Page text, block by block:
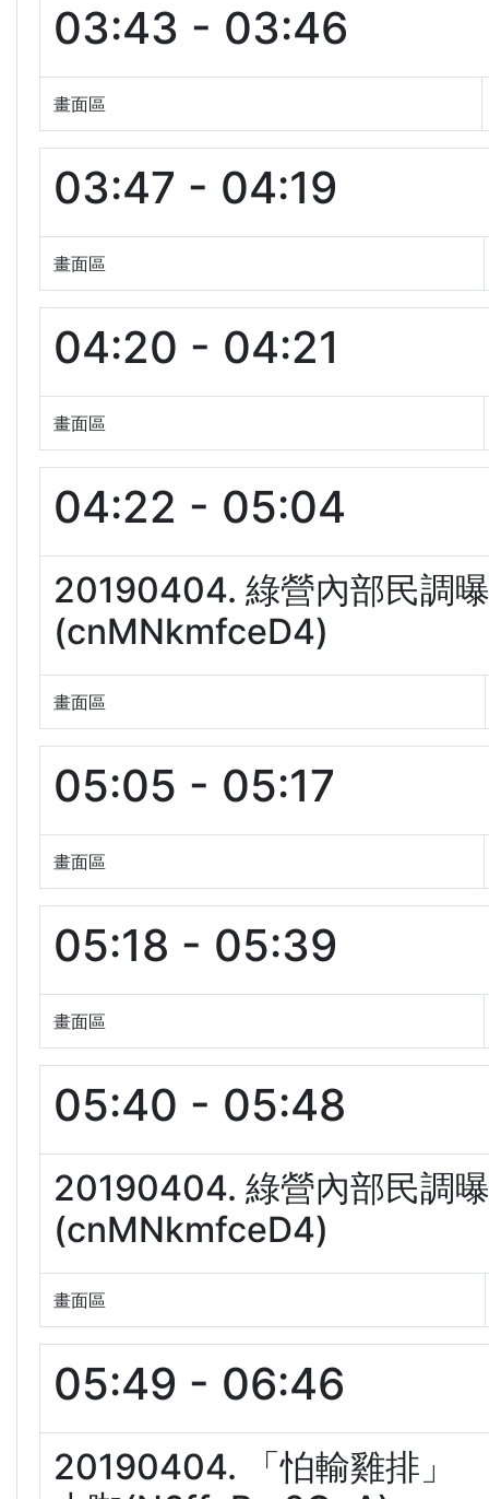
03:43 - 03:46
畫面區
03:47 - 04:19
畫面區
04:20 - 04:21
畫面區
04:22 - 05:04
20190404. 綠營內部民調
(cnMNkmfceD4)
畫面區
05:05 - 05:17
畫面區
05:18 - 05:39
畫面區
05:40 - 05:48
20190404. 綠營內部民調
(cnMNkmfceD4)
畫面區
05:49 - 06:46
20190404. 「怕輸雞排